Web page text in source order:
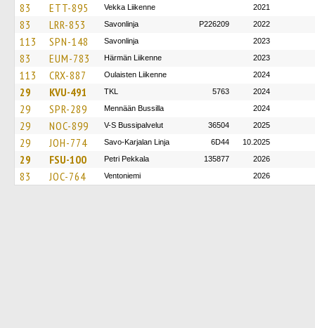
83 ETT-895 Vekka Liikenne 2021
83 LRR-853 Savonlinja P226209 2022
113 SPN-148 Savonlinja 2023
83 EUM-783 Härmän Liikenne 2023
113 CRX-887 Oulaisten Liikenne 2024
29 KVU-491 TKL 5763 2024
29 SPR-289 Mennään Bussilla 2024
29 NOC-899 V-S Bussipalvelut 36504 2025
29 JOH-774 Savo-Karjalan Linja 6D44 10.2025
29 FSU-100 Petri Pekkala 135877 2026
83 JOC-764 Ventoniemi 2026